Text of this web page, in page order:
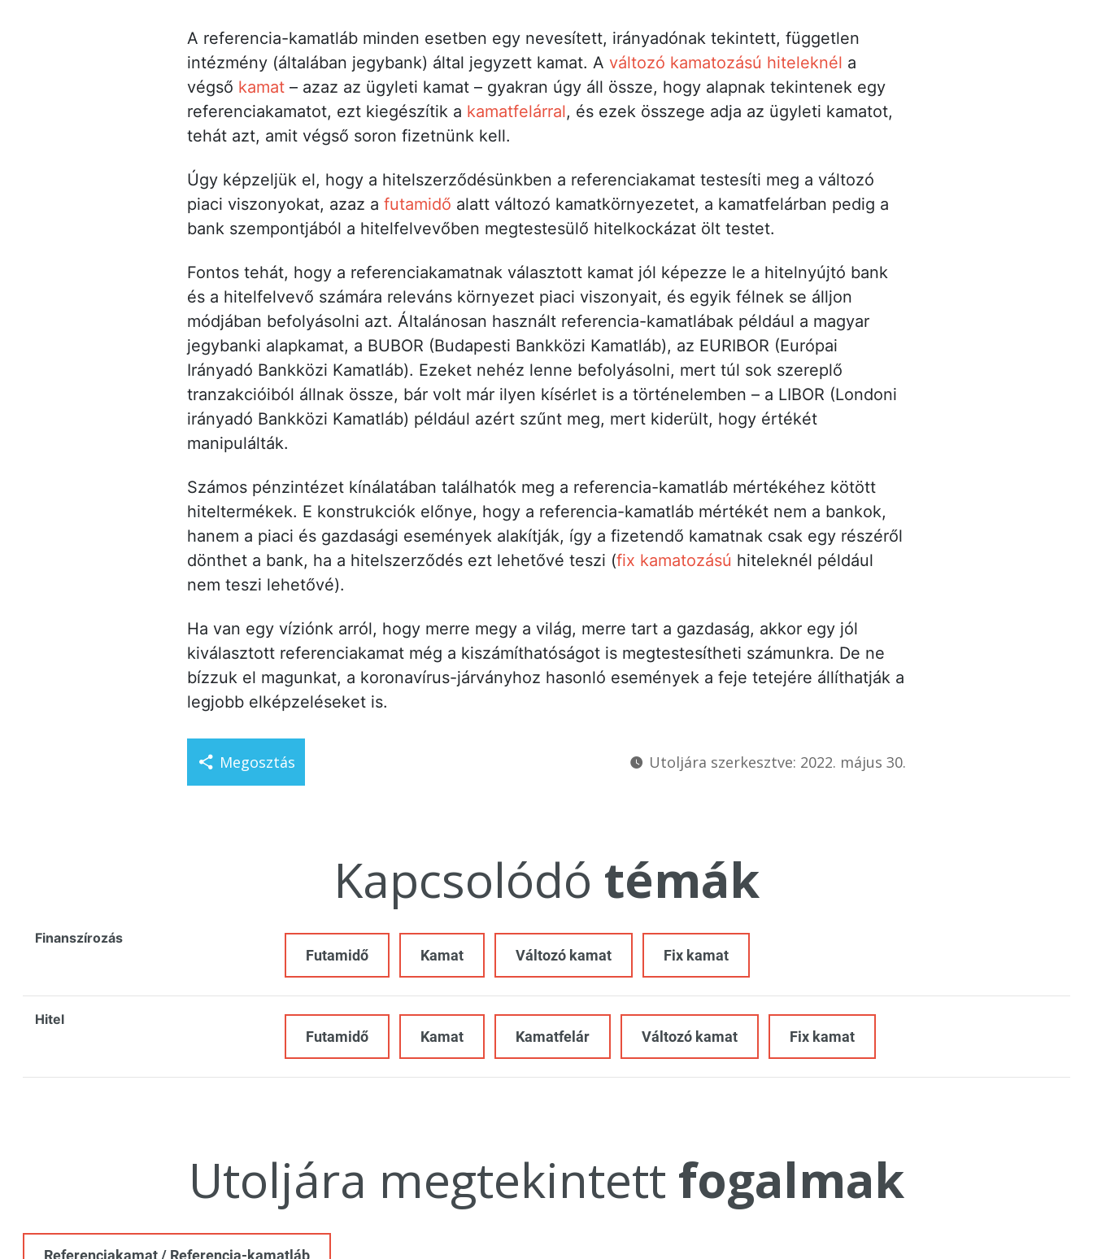
A referencia-kamatláb minden esetben egy nevesített, irányadónak tekintett, független
intézmény (általában jegybank) által jegyzett kamat. A változó kamatozású hiteleknél a
végső kamat– azaz az ügyleti kamat – gyakran úgy áll össze, hogy alapnak tekintenek egy
referenciakamatot, ezt kiegészítik a kamatfelárral, és ezek összege adja az ügyleti kamatot,
tehát azt, amit végső soron fizetnünk kell.
Úgy képzeljük el, hogy a hitelszerződésünkben a referenciakamat testesíti meg a változó
piaci viszonyokat, azaz a futamidő alatt változó kamatkörnyezetet, a kamatfelárban pedig a
bank szempontjából a hitelfelvevőben megtestesülő hitelkockázat ölt testet.
Fontos tehát, hogy a referenciakamatnak választott kamat jól képezze le a hitelnyújtó bank
és a hitelfelvevő számára releváns környezet piaci viszonyait, és egyik félnek se álljon
módjában befolyásolni azt. Általánosan használt referencia-kamatlábak például a magyar
jegybanki alapkamat, a BUBOR (Budapesti Bankközi Kamatláb), az EURIBOR (Európai
Irányadó Bankközi Kamatláb). Ezeket nehéz lenne befolyásolni, mert túl sok szereplő
tranzakcióiból állnak össze, bár volt már ilyen kísérlet is a történelemben – a LIBOR (Londoni
irányadó Bankközi Kamatláb) például azért szűnt meg, mert kiderült, hogy értékét
manipulálták.
Számos pénzintézet kínálatában találhatók meg a referencia-kamatláb mértékéhez kötött
hiteltermékek. E konstrukciók előnye, hogy a referencia-kamatláb mértékét nem a bankok,
hanem a piaci és gazdasági események alakítják, így a fizetendő kamatnak csak egy részéről
dönthet a bank, ha a hitelszerződés ezt lehetővé teszi (fix kamatozású hiteleknél például
nem teszi lehetővé).
Ha van egy víziónk arról, hogy merre megy a világ, merre tart a gazdaság, akkor egy jól
kiválasztott referenciakamat még a kiszámíthatóságot is megtestesítheti számunkra. De ne
bízzuk el magunkat, a koronavírus-járványhoz hasonló események a feje tetejére állíthatják a
legjobb elképzeléseket is.
Megosztás Utoljára szerkesztve: 2022. május 30.
Kapcsolódó témák
Finanszírozás
Futamidő Kamat Változó kamat Fix kamat
Hitel
Futamidő Kamat Kamatfelár Változó kamat Fix kamat
Utoljára megtekintett fogalmak
Referenciakamat / Referencia-kamatláb